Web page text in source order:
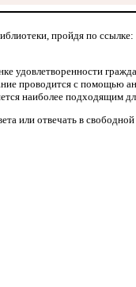
пройдя по ссылке:
удовлетворенности
проводится с помощью
наиболее подходящим
или отвечать в